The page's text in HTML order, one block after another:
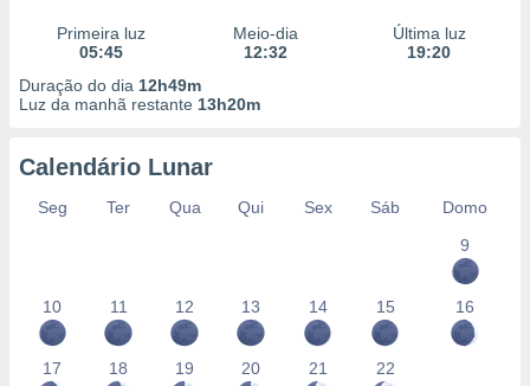
Primeira luz
05:45
Meio-dia
12:32
Última luz
19:20
Duração do dia 12h49m
Luz da manhã restante 13h20m
Calendário Lunar
Seg Ter Qua Qui Sex Sáb
Domo
9
10 11 12 13 14 15 16
17 18 19 20 21 22